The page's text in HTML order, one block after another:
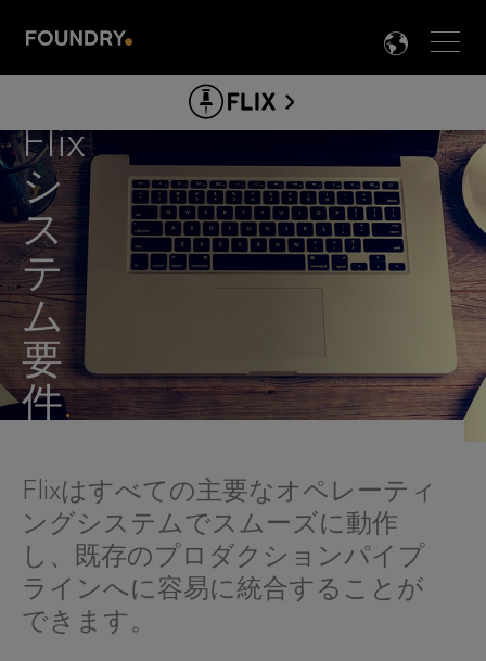

FLIX
シ
ス
テ
ム
ABOUT FLIX
製品情報
FLIX ガイド&ドキュメント
クリエイター向け
プロダクション向け
ダウンロード
Flix
シ
ス
テ
ム
要
件.
Flixはすべての主要なオペレーティ
ングシステムでスムーズに動作
し、既存のプロダクションパイプ
ラインへに容易に統合することが
できます。